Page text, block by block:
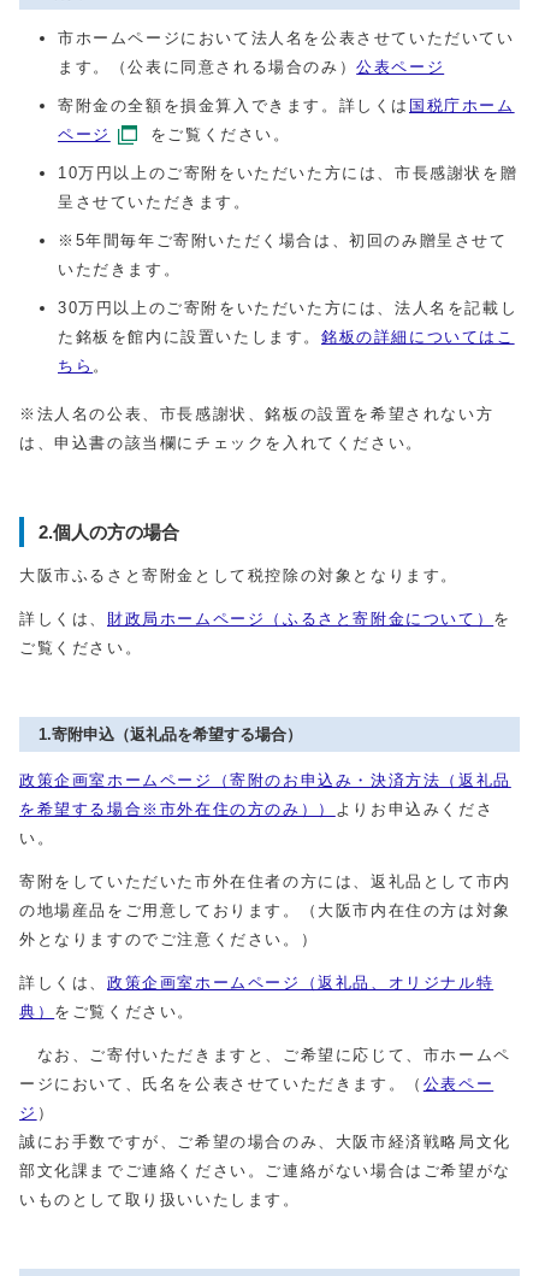
市ホームページにおいて法人名を公表させていただいてい
ます。（公表に同意される場合のみ）公表ページ
寄附金の全額を損金算入できます。詳しくは 国税庁ホーム
ページ
をご覧ください。
10万円以上のご寄附をいただいた方には、市長感謝状を贈
呈させていただきます。
※5年間毎年ご寄附いただく場合は、初回のみ贈呈させて
いただきます。
30万円以上のご寄附をいただいた方には、法人名を記載し
た銘板を館内に設置いたします。 銘板の詳細についてはこ
ちら 。
※法人名の公表、市長感謝状、銘板の設置を希望されない方
は、申込書の該当欄にチェックを入れてください。
2.個人の方の場合
大阪市ふるさと寄附金として税控除の対象となります。
詳しくは、 財政局ホームページ（ふるさと寄附金について） を
ご覧ください。
1.寄附申込（返礼品を希望する場合）
政策企画室ホームページ（寄附のお申込み・決済方法（返礼品
を希望する場合※市外在住の方のみ））
よりお申込みくださ
い。
寄附をしていただいた市外在住者の方には、返礼品として市内
の地場産品をご用意しております。（大阪市内在住の方は対象
外となりますのでご注意ください。）
詳しくは、 政策企画室ホームページ（返礼品、オリジナル特
典） をご覧ください。
なお、ご寄付いただきますと、ご希望に応じて、市ホームペ
ージにおいて、氏名を公表させていただきます。（ 公表ペー
ジ ）
誠にお手数ですが、ご希望の場合のみ、大阪市経済戦略局文化
部文化課までご連絡ください。ご連絡がない場合はご希望がな
いものとして取り扱いいたします。